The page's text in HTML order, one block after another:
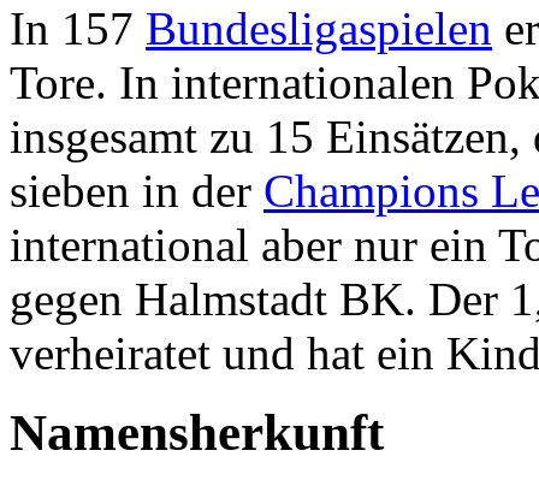
In 157 Bundesligaspielen
Tore. In internationalen
insgesamt zu 15
sieben in der Champions
international aber nur ein
gegen Halmstadt BK. Der
verheiratet und hat ein
Namensherkunft